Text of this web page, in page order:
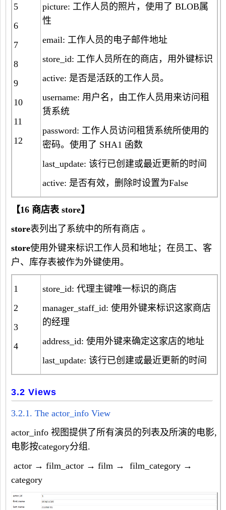
5
6
7
8
9
10
11
12
picture: 工作人员的照片，使用了 BLOB属
性
email: 工作人员的电子邮件地址
store_id: 工作人员所在的商店，用外键标识
active: 是否是活跃的工作人员。
username: 用户名，由工作人员用来访问租
赁系统
password: 工作人员访问租赁系统所使用的
密码。使用了 SHA1 函数
last_update: 该行已创建或最近更新的时间
active: 是否有效，删除时设置为False
【16 商店表store】
store表列出了系统中的所有商店 。
store使用外键来标识工作人员和地址；在员工、客
户、库存表被作为外键使用。
1
2
3
4
store_id: 代理主键唯一标识的商店
manager_staff_id: 使用外键来标识这家商店
的经理
address_id: 使用外键来确定这家店的地址
last_update: 该行已创建或最近更新的时间
3.2 Views
3.2.1. The actor_info View
actor_info 视图提供了所有演员的列表及所演的电影,
电影按category分组.
actor → film_actor → film → film_category →
category